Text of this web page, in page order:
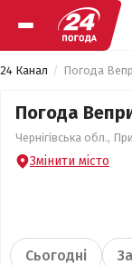
24 Канал Погода
Погода
Чернігівська обл.,
Змінити місто
Сьогодні